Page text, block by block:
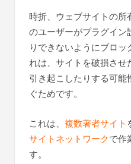
時折、ウェブサイトの
のユーザーがプラグイ
りできないようにブロ
れは、サイトを破損さ
引き起こしたりする可
ぐためです。
これは、 複数著者サイト
サイトネットワークで作
す。